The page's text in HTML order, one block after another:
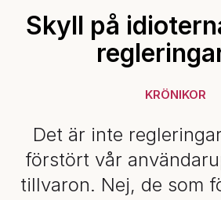
Skyll på
KRÖNIKOR
Det är inte
förstört vår
tillvaron. Nej, de som